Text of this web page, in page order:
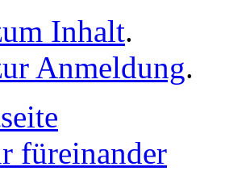
Inhalt.
Anmeldung.
füreinander